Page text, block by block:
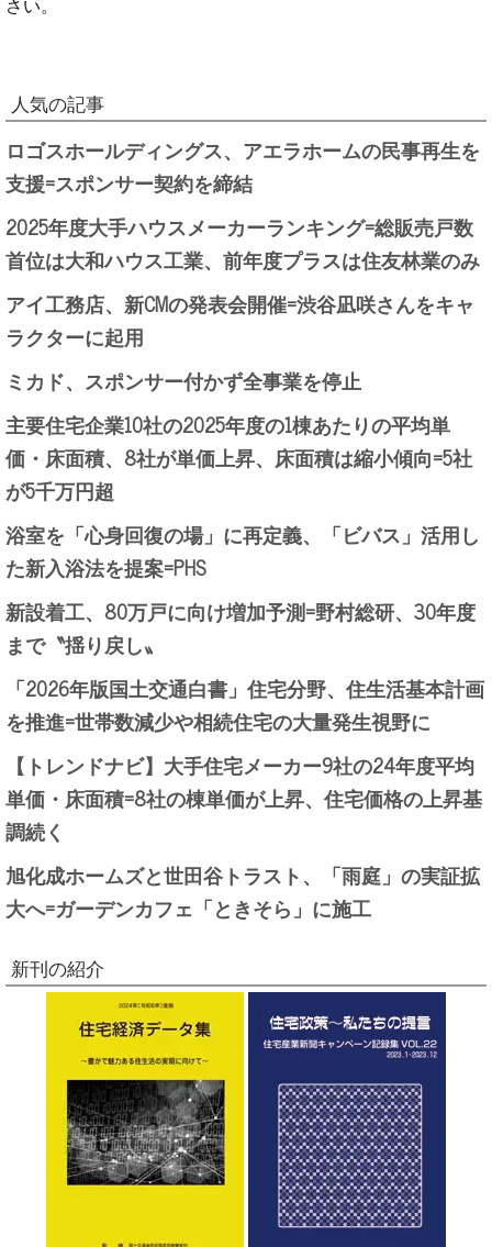
人気の記事
ロゴスホールディングス、アエラホームの民事再生を
支援=スポンサー契約を締結
2025年度大手ハウスメーカーランキング=総販売戸数
首位は大和ハウス工業、前年度プラスは住友林業のみ
アイ工務店、新CMの発表会開催=渋谷凪咲さんをキャ
ラクターに起用
ミカド、スポンサー付かず全事業を停止
主要住宅企業10社の2025年度の1棟あたりの平均単
価・床面積、8社が単価上昇、床面積は縮小傾向=5社
が5千万円超
浴室を「心身回復の場」に再定義、「ビバス」活用し
た新入浴法を提案=PHS
新設着工、80万戸に向け増加予測=野村総研、30年度
まで〝揺り戻し〟
「2026年版国土交通白書」住宅分野、住生活基本計画
を推進=世帯数減少や相続住宅の大量発生視野に
【トレンドナビ】大手住宅メーカー9社の24年度平均
単価・床面積=8社の棟単価が上昇、住宅価格の上昇基
調続く
旭化成ホームズと世田谷トラスト、「雨庭」の実証拡
大へ=ガーデンカフェ「ときそら」に施工
新刊の紹介